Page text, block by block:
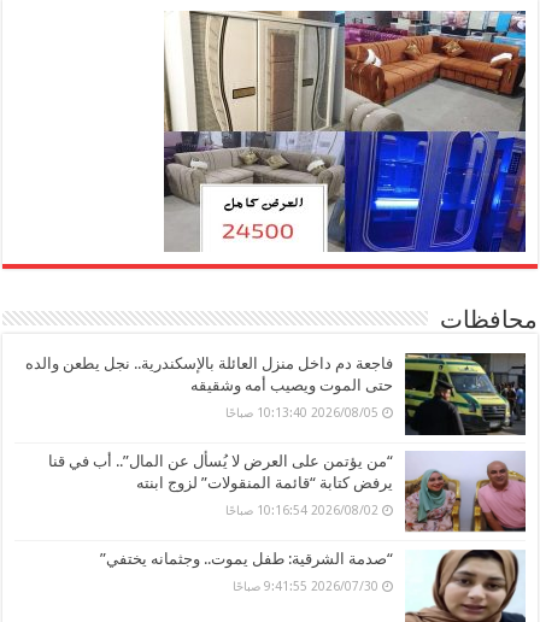
محافظات
فاجعة دم داخل منزل العائلة بالإسكندرية.. نجل يطعن والده
حتى الموت ويصيب أمه وشقيقه
2026/08/05 10:13:40 صباحًا
“من يؤتمن على العرض لا يُسأل عن المال”.. أب في قنا
يرفض كتابة “قائمة المنقولات” لزوج ابنته
2026/08/02 10:16:54 صباحًا
“صدمة الشرقية: طفل يموت.. وجثمانه يختفي”
2026/07/30 9:41:55 صباحًا